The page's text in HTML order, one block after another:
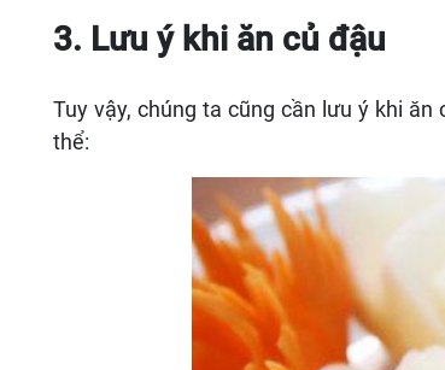
3. Lưu ý khi ăn củ đậu
Tuy vậy, chúng ta cũng cần lưu ý khi
thể: